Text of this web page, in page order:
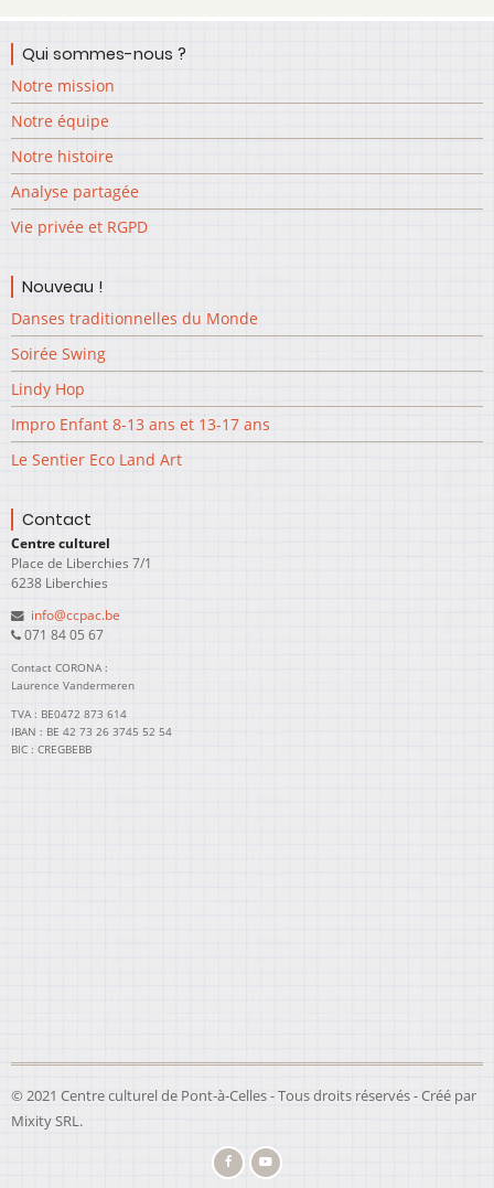
Qui sommes-nous ?
Notre mission
Notre équipe
Notre histoire
Analyse partagée
Vie privée et RGPD
Nouveau !
Danses traditionnelles du Monde
Soirée Swing
Lindy Hop
Impro Enfant 8-13 ans et 13-17 ans
Le Sentier Eco Land Art
Contact
Centre culturel
Place de Liberchies 7/1
6238 Liberchies
info@ccpac.be
071 84 05 67
Contact CORONA :
Laurence Vandermeren
TVA : BE0472 873 614
IBAN : BE 42 73 26 3745 52 54
BIC : CREGBEBB
© 2021 Centre culturel de Pont-à-Celles - Tous droits réservés - Créé par
Mixity SRL.